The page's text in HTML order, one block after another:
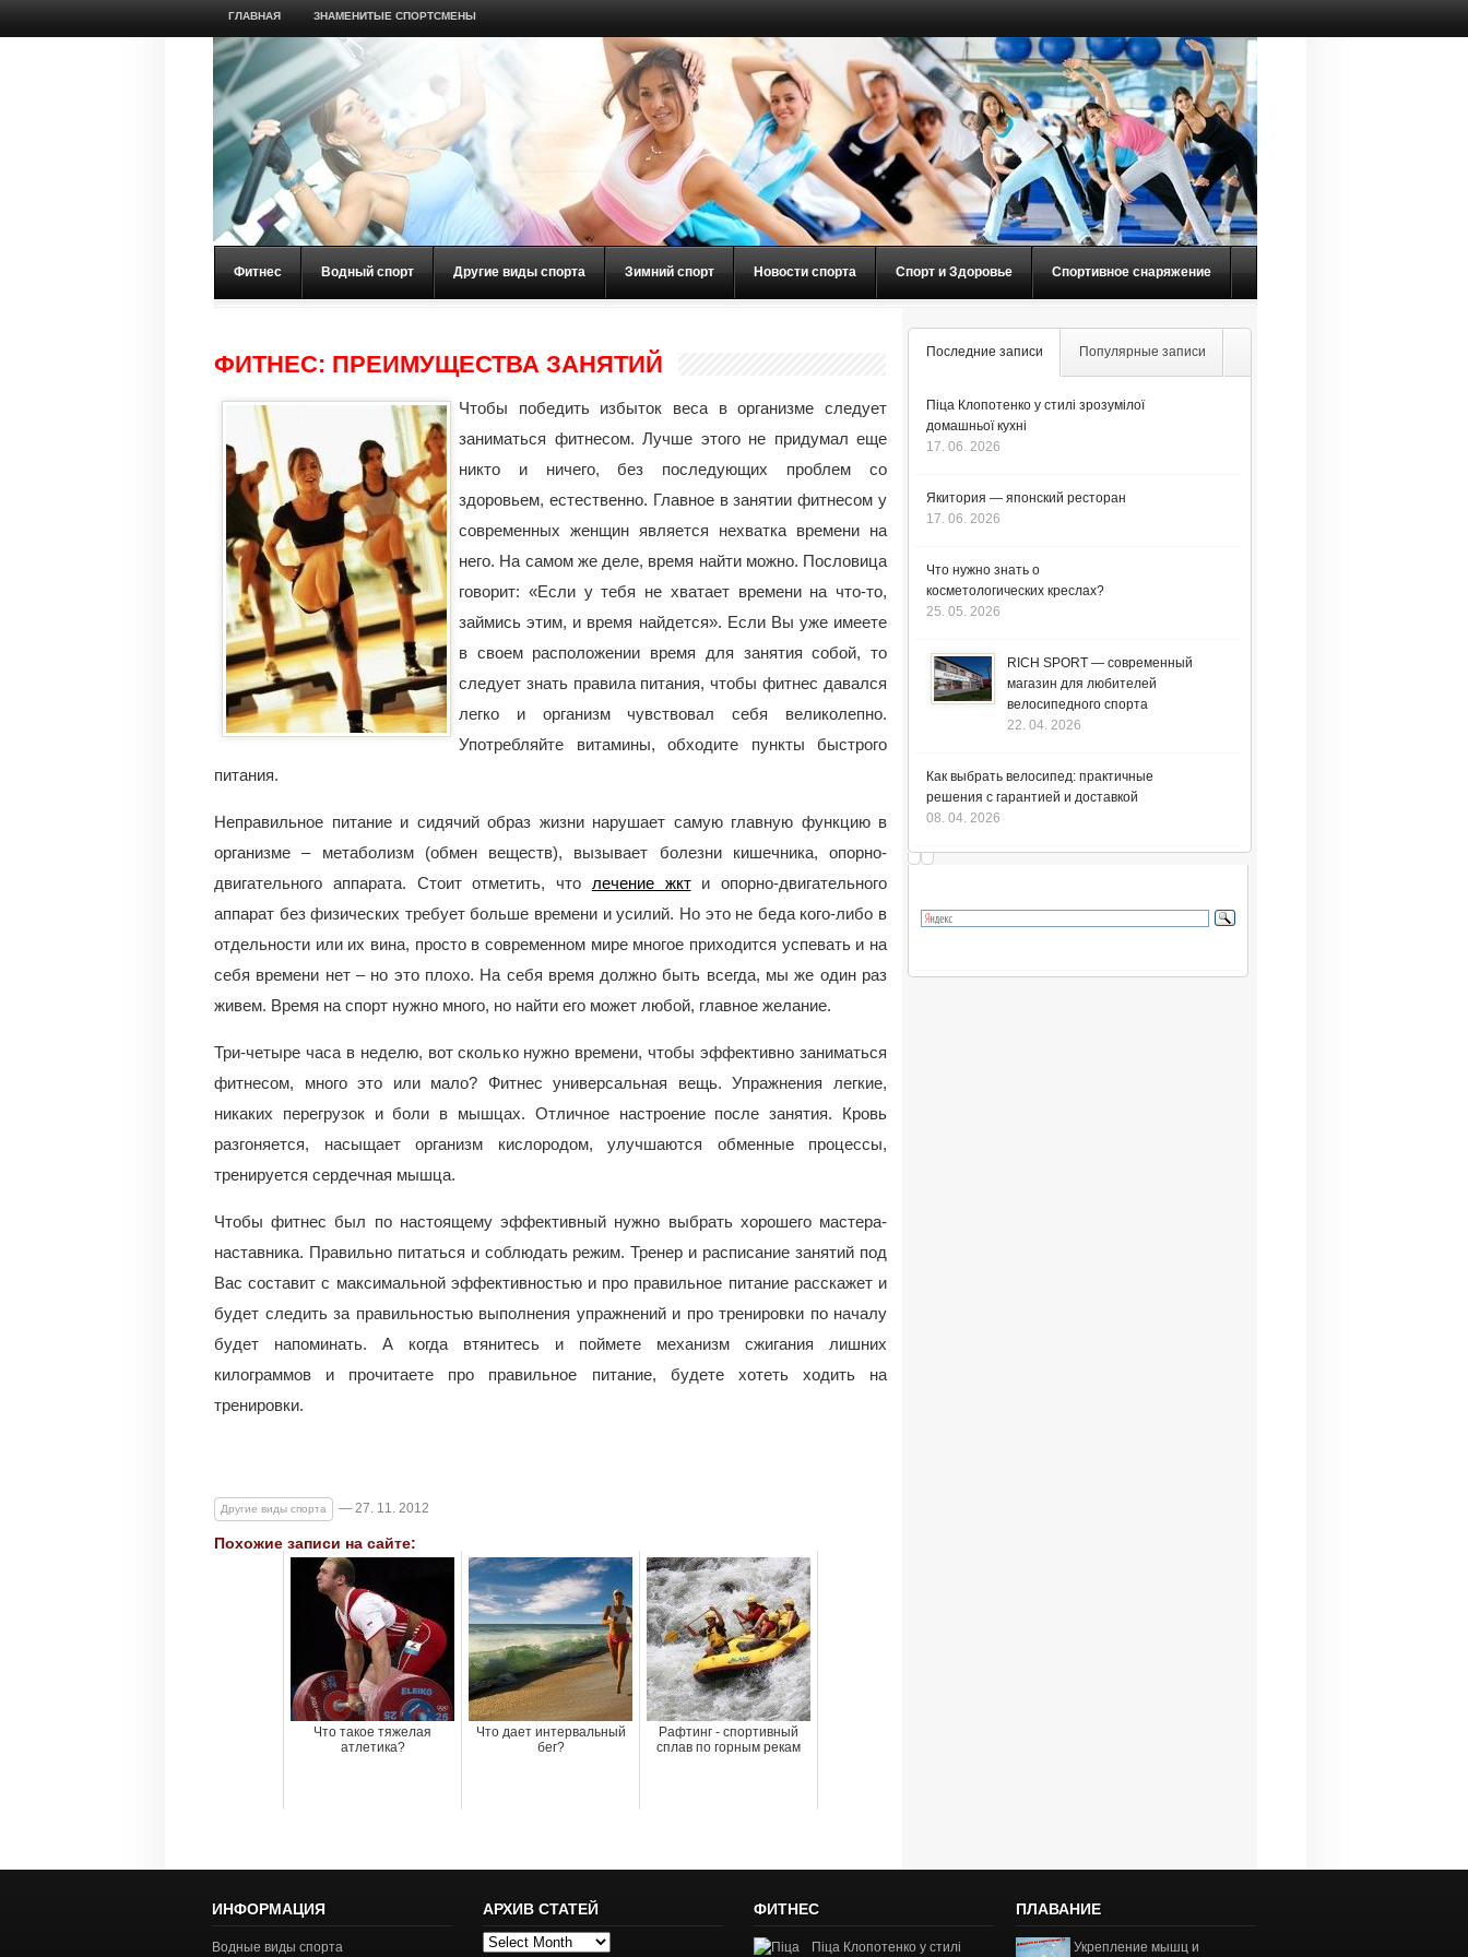
ГЛАВНАЯ ЗНАМЕНИТЫЕ СПОРТСМЕНЫ
Фитнес Водный спорт Другие виды спорта Зимний спорт Новости спорта Спорт и Здоровье Спортивное снаряжение
ФИТНЕС: ПРЕИМУЩЕСТВА ЗАНЯТИЙ
Чтобы победить избыток веса в организме следует
заниматься фитнесом. Лучше этого не придумал еще
никто и ничего, без последующих проблем со
здоровьем, естественно. Главное в занятиифитнесом у
современных женщин является нехватка времени на
него. На самом же деле, время найти можно. Пословица
говорит: «Если у тебя не хватает времени на что-то,
займись этим, и время найдется». Если Вы уже имеете
в своем расположении время для занятия собой, то
следует знать правила питания, чтобы фитнес давался
легко и организм чувствовал себя великолепно.
Употребляйте витамины, обходите пункты быстрого
питания.
Неправильное питание и сидячий образ жизни нарушает самую главную функцию в
организме – метаболизм (обмен веществ), вызывает болезни кишечника, опорно-
двигательного аппарата. Стоит отметить, что лечение жкти опорно-двигательного
аппарат без физических требует больше времени и усилий. Но это не беда кого-либо в
отдельности или их вина, просто в современном мире многое приходится успевать и на
себя времени нет – но это плохо. На себя время должно быть всегда, мы же один раз
живем. Время на спорт нужно много, но найти его может любой, главное желание.
Три-четыре часа в неделю, вот сколько нужно времени, чтобы эффективно заниматься
фитнесом, много это или мало? Фитнес универсальная вещь. Упражнения легкие,
никаких перегрузок и боли в мышцах. Отличное настроение после занятия. Кровь
разгоняется, насыщает организм кислородом, улучшаются обменные процессы,
тренируется сердечная мышца.
Чтобы фитнес был по настоящему эффективный нужно выбрать хорошего мастера-
наставника. Правильно питаться и соблюдать режим. Тренер и расписание занятий под
Вас составит с максимальной эффективностью и про правильное питание расскажет и
будет следить за правильностью выполнения упражнений и про тренировки по началу
будет напоминать. А когда втянитесь и поймете механизм сжигания лишних
килограммов и прочитаете про правильное питание, будете хотеть ходить на
тренировки.
Другие виды спорта — 27. 11. 2012
Похожие записи на сайте:
Что такое тяжелая
атлетика?
Что дает интервальный
бег?
Рафтинг - спортивный
сплав по горным рекам
Последние записи Популярные записи
Піца Клопотенко у стилі зрозумілої
домашньої кухні
17. 06. 2026
Якитория — японский ресторан
17. 06. 2026
Что нужно знать о
косметологических креслах?
25. 05. 2026
RICH SPORT — современный
магазин для любителей
велосипедного спорта
22. 04. 2026
Как выбрать велосипед: практичные
решения с гарантией и доставкой
08. 04. 2026
ИНФОРМАЦИЯ
Водные виды спорта
АРХИВ СТАТЕЙ
Архив
ФИТНЕС
Піца Клопотенко у стилі
ПЛАВАНИЕ
Укрепление мышц и